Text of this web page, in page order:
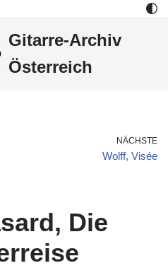
Gitarre-Archiv
Österreich
NÄCHSTE
Wolff, Visée
Die